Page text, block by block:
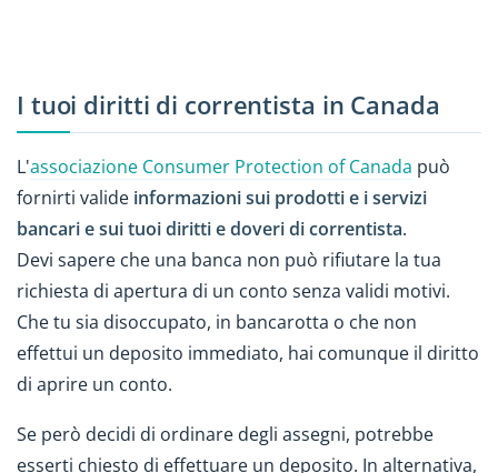
I tuoi diritti di correntista in Canada
L'associazione Consumer Protection of Canada può
fornirti valide informazioni sui prodotti e i servizi
bancari e sui tuoi diritti e doveri di correntista.
Devi sapere che una banca non può rifiutare la tua
richiesta di apertura di un conto senza validi motivi.
Che tu sia disoccupato, in bancarotta o che non
effettui un deposito immediato, hai comunque il diritto
di aprire un conto.
Se però decidi di ordinare degli assegni, potrebbe
esserti chiesto di effettuare un deposito. In alternativa,